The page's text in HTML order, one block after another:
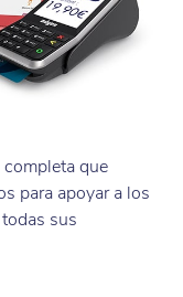
que
para apoyar a los
sus